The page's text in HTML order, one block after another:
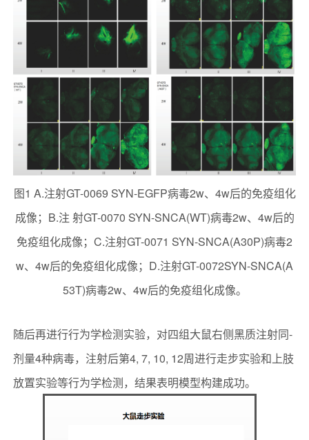
图1 A.注射GT-0069 SYN-EGFP病毒2w、4w后的免疫组化
成像；B.注 射GT-0070 SYN-SNCA(WT)病毒2w、4w后的
免疫组化成像；C.注射GT-0071 SYN-SNCA(A30P)病毒2
w、4w后的免疫组化成像；D.注射GT-0072SYN-SNCA(A
53T)病毒2w、4w后的免疫组化成像。
随后再进行行为学检测实验，对四组大鼠右侧黑质注射同-
剂量4种病毒，注射后第4, 7, 10, 12周进行走步实验和上肢
放置实验等行为学检测，结果表明模型构建成功。